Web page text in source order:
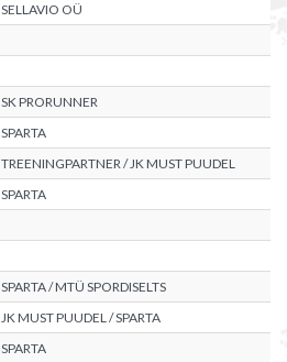
SELLAVIO OÜ
SK PRORUNNER
SPARTA
TREENINGPARTNER / JK MUST PUUDEL
SPARTA
SPARTA / MTÜ SPORDISELTS
JK MUST PUUDEL / SPARTA
SPARTA